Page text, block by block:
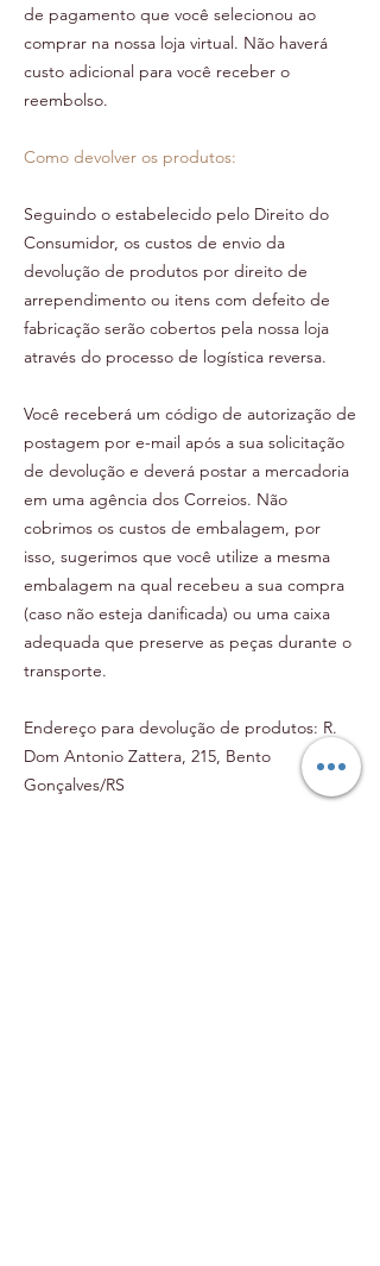
de pagamento que você selecionou ao
comprar na nossa loja virtual. Não haverá
custo adicional para você receber o
reembolso.
Como devolver os produtos:
Seguindo o estabelecido pelo Direito do
Consumidor, os custos de envio da
devolução de produtos por direito de
arrependimento ou itens com defeito de
fabricação serão cobertos pela nossa loja
através do processo de logística reversa.
Você receberá um código de autorização de
postagem por e-mail após a sua solicitação
de devolução e deverá postar a mercadoria
em uma agência dos Correios. Não
cobrimos os custos de embalagem, por
isso, sugerimos que você utilize a mesma
embalagem na qual recebeu a sua compra
(caso não esteja danificada) ou uma caixa
adequada que preserve as peças durante o
transporte.
Endereço para devolução de produtos: R.
Dom Antonio Zattera, 215, Bento
Gonçalves/RS